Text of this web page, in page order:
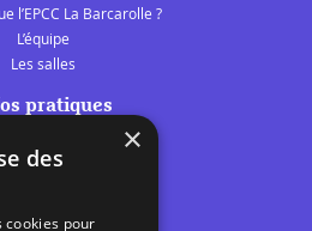
l’EPCC La Barcarolle ?
L’équipe
Les salles
pratiques
scènes audomaroises
×
des
cookies pour